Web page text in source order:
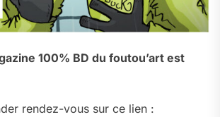
100% BD du foutou’art est
rendez-vous sur ce lien :